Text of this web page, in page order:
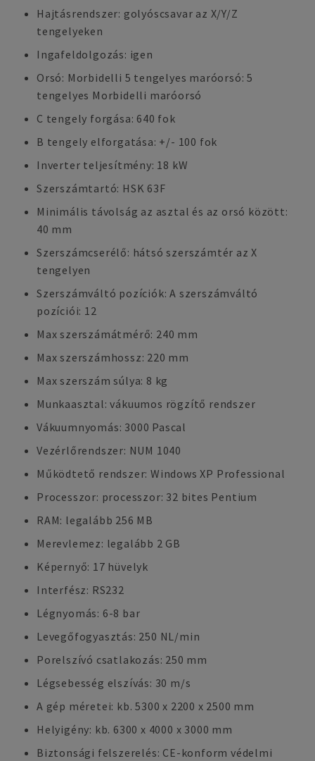
Hajtásrendszer: golyóscsavar az X/Y/Z
tengelyeken
Ingafeldolgozás: igen
Orsó: Morbidelli 5 tengelyes maróorsó: 5
tengelyes Morbidelli maróorsó
C tengely forgása: 640 fok
B tengely elforgatása: +/- 100 fok
Inverter teljesítmény: 18 kW
Szerszámtartó: HSK 63F
Minimális távolság az asztal és az orsó között:
40 mm
Szerszámcserélő: hátsó szerszámtér az X
tengelyen
Szerszámváltó pozíciók: A szerszámváltó
pozíciói: 12
Max szerszámátmérő: 240 mm
Max szerszámhossz: 220 mm
Max szerszám súlya: 8 kg
Munkaasztal: vákuumos rögzítő rendszer
Vákuumnyomás: 3000 Pascal
Vezérlőrendszer: NUM 1040
Működtető rendszer: Windows XP Professional
Processzor: processzor: 32 bites Pentium
RAM: legalább 256 MB
Merevlemez: legalább 2 GB
Képernyő: 17 hüvelyk
Interfész: RS232
Légnyomás: 6-8 bar
Levegőfogyasztás: 250 NL/min
Porelszívó csatlakozás: 250 mm
Légsebesség elszívás: 30 m/s
A gép méretei: kb. 5300 x 2200 x 2500 mm
Helyigény: kb. 6300 x 4000 x 3000 mm
Biztonsági felszerelés: CE-konform védelmi